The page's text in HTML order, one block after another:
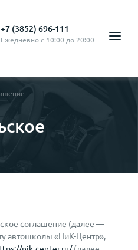
+7 (3852) 696-111
Ежедневно с 10:00 до 20:00
соглашение (далее —
автошколы «НиК-Центр»,